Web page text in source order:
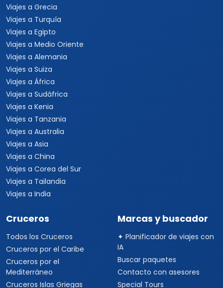
Viajes a Grecia
Viajes a Turquía
Viajes a Egipto
Viajes a Medio Oriente
Viajes a Alemania
Viajes a Suiza
Viajes a África
Viajes a Sudáfrica
Viajes a Kenia
Viajes a Tanzania
Viajes a Australia
Viajes a Asia
Viajes a China
Viajes a Corea del Sur
Viajes a Tailandia
Viajes a India
Cruceros
Todos los Cruceros
Cruceros por el Caribe
Cruceros por el
Mediterráneo
Cruceros Islas Griegas
Marcas y buscador
✦ Planificador de viajes con
IA
Buscar paquetes
Contacto con asesores
Special Tours